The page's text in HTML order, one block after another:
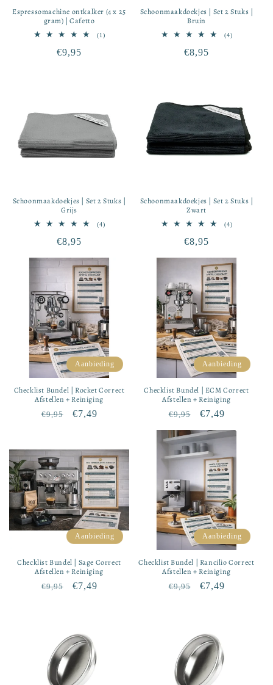
Espressomachine ontkalker (4 x 25
gram) | Cafetto
(1)1
Normale
€9,95
Schoonmaakdoekjes | Set 2 Stuks |
Bruin
(4)4
Normale
€8,95
Schoonmaakdoekjes | Set 2 Stuks |
Grijs
(4)4
Normale
prijs
€8,95
Schoonmaakdoekjes | Set 2 Stuks |
Zwart
(4)4
Normale
prijs
€8,95
Aanbieding
Checklist Bundel | Rocket Correct
Afstellen + Reiniging
Normale
€9,95 Aanbiedingsprijs
€7,49
Aanbieding
Checklist Bundel | ECM Correct
Afstellen + Reiniging
Normale
prijs
€9,95 €7,49
Aanbieding
Checklist Bundel | Sage Correct
Afstellen + Reiniging
Normale
€9,95 Aanbiedingsprijs
€7,49
Aanbieding
Checklist Bundel | Rancilio Correct
Afstellen + Reiniging
Normale
€9,95 €7,49